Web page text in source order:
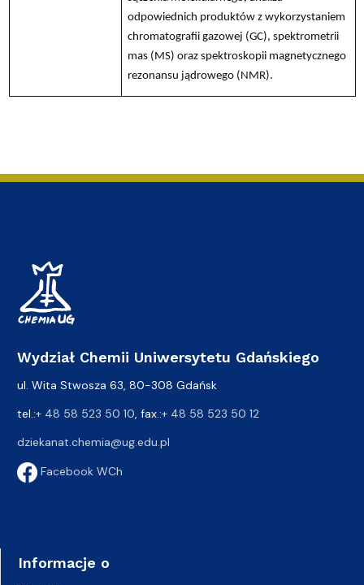
odpowiednich produktów z wykorzystaniem
chromatografii gazowej (GC), spektrometrii
mas (MS) oraz spektroskopii magnetycznego
rezonansu jądrowego (NMR).
Wydział Chemii Uniwersytetu Gdańskiego
ul. Wita Stwosza 63, 80-308 Gdańsk
tel.:+ 48 58 523 50 10 , fax.:+ 48 58 523 50 12
dziekanat.chemia@ug.edu.pl
Facebook WCh
Informacje o